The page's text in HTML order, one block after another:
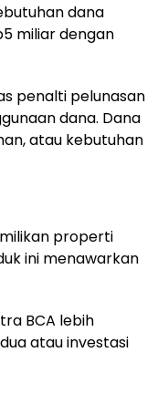
dana
miliar dengan
penalti pelunasan
dana. Dana
atau kebutuhan
properti
ini menawarkan
BCA lebih
atau investasi